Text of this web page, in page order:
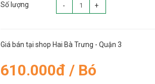
Số lượng - +
Giá bán tại shop Hai Bà Trưng - Quận 3
610.000đ / Bó